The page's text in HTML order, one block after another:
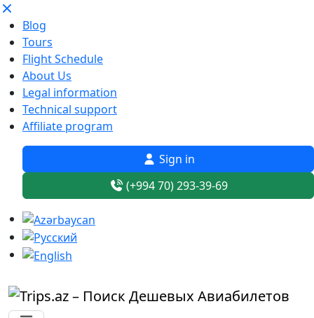
Blog
Tours
Flight Schedule
About Us
Legal information
Technical support
Affiliate program
Sign in
(+994 70) 293-39-69